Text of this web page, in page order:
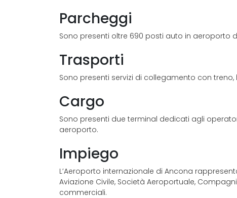
Parcheggi
Sono presenti oltre 690 posti auto in aeroporto
Trasporti
Sono presenti servizi di collegamento con
Cargo
Sono presenti due terminal dedicati agli
aeroporto.
Impiego
L’Aeroporto internazionale di Ancona
Aviazione Civile, Società Aeroportuale,
commerciali.